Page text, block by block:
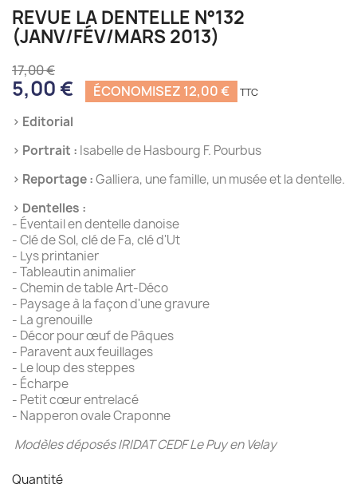
REVUE LA DENTELLE N°132
(JANV/FÉV/MARS 2013)
17,00 €
5,00 € ÉCONOMISEZ 12,00 €
› Editorial
› Portrait : Isabelle de Hasbourg F. Pourbus
› Reportage :Galliera, une famille, un musée et la dentelle.
› Dentelles :
- Éventail en dentelle danoise
- Clé de Sol, clé de Fa, clé d'Ut
- Lys printanier
- Tableautin animalier
- Chemin de table Art-Déco
- Paysage à la façon d'une gravure
- La grenouille
- Décor pour œuf de Pâques
- Paravent aux feuillages
- Le loup des steppes
- Écharpe
- Petit cœur entrelacé
- Napperon ovale Craponne
Modèles déposés IRIDAT CEDF Le Puy en Velay
Quantité